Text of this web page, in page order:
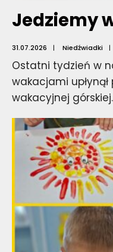
Jedziemy
31.07.2026 | Niedźwiadki |
Ostatni tydzień w
wakacjami
wakacyjnej górskiej